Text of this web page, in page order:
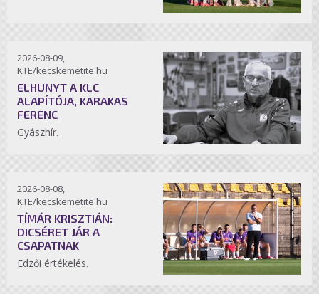
2026-08-09,
KTE/kecskemetite.hu
ELHUNYT A KLC
ALAPÍTÓJA, KARAKAS
FERENC
Gyászhír.
2026-08-08,
KTE/kecskemetite.hu
TÍMÁR KRISZTIÁN:
DICSÉRET JÁR A
CSAPATNAK
Edzői értékelés.